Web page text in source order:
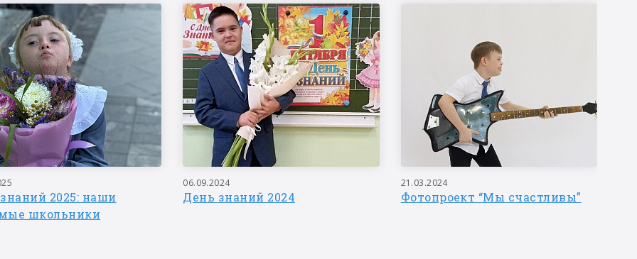
2025: наши
школьники
06.09.2024
День знаний 2024
21.03.2024
Фотопроект “Мы счастливы”